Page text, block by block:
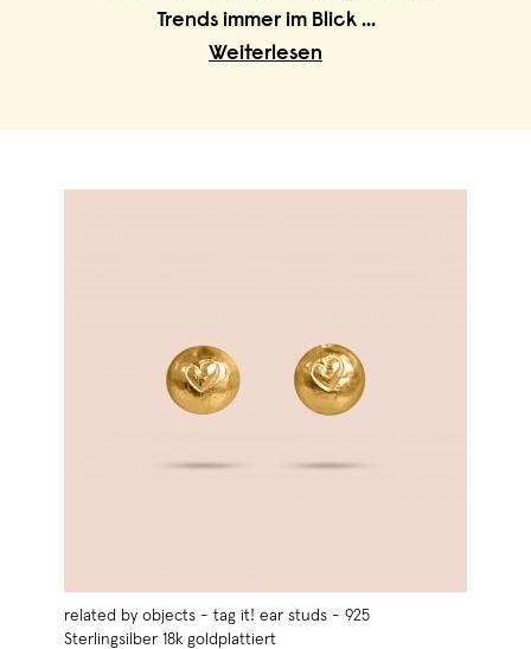
Trends immer im Blick ...
Weiterlesen
related by objects - tag it! ear studs - 925
Sterlingsilber 18k goldplattiert